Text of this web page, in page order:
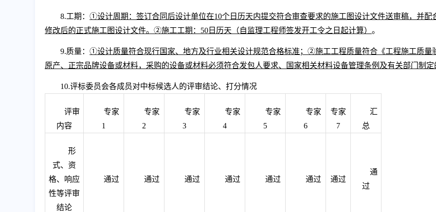
8.工期： ①设计周期：签订合同后设计单位在10个日历天内提交符合审查要求的施工图设计文件送审稿，并
修改后的正式施工图设计文件。②施工工期：50日历天（自监理工程师签发开工令之日起计算） 。
9.质量： ①设计质量符合现行国家、地方及行业相关设计规范合格标准；②施工工程质量符合《工程施工质
原产、正宗品牌设备或材料，采购的设备或材料必须符合发包人要求、国家相关材料设备管理条例及有关部门制
10.评标委员会各成员对中标候选人的评审结论、打分情况
评审
内容
专家
1
专家
2
专家
3
专家
4
专家
5
专家
6
专家
7
汇
总
形
式、资
格、响应
性等评审
结论
通过 通过 通过 通过 通过 通过 通过
通
过